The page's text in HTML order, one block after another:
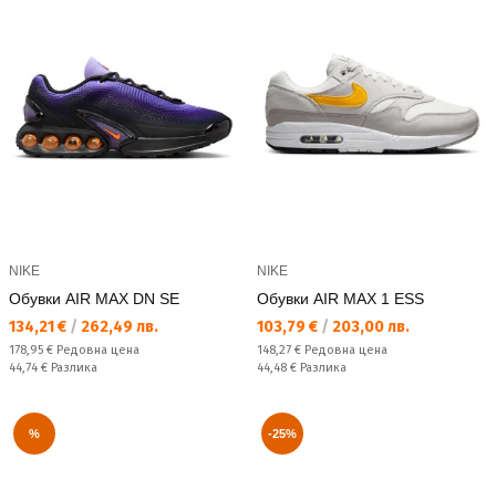
NIKE
Обувки AIR MAX DN SE
Текуща цена:
134,21 € / 262,49 лв.
Редовна цена:
178,95 € Редовна цена
Спестявате:
44,74 € Разлика
NIKE
Обувки AIR MAX 1 ESS
Текуща цена:
103,79 € / 203,00 лв.
Редовна цена:
148,27 € Редовна цена
Спестявате:
44,48 € Разлика
% -25%